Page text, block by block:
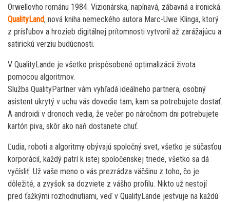
Orwellovho románu 1984. Vizionárska, napínavá, zábavná a ironická.
QualityLand, nová kniha nemeckého autora Marc-Uwe Klinga, ktorý
z prísľubov a hrozieb digitálnej prítomnosti vytvoril až zarážajúcu a
satirickú verziu budúcnosti.
V QualityLande je všetko prispôsobené optimalizácii života
pomocou algoritmov.
Služba QualityPartner vám vyhľadá ideálneho partnera, osobný
asistent ukrytý v uchu vás dovedie tam, kam sa potrebujete dostať.
A androidi v dronoch vedia, že večer po náročnom dni potrebujete
kartón piva, skôr ako naň dostanete chuť.
Ľudia, roboti a algoritmy obývajú spoločný svet, všetko je súčasťou
korporácií, každý patrí k istej spoločenskej triede, všetko sa dá
vyčísliť. Už vaše meno o vás prezrádza väčšinu z toho, čo je
dôležité, a zvyšok sa dozviete z vášho profilu. Nikto už nestojí
pred ťažkými rozhodnutiami, veď v QualityLande jestvuje na každú